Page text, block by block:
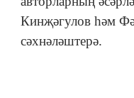
Кинҗәгулов һәм
сәхнәләштерә.